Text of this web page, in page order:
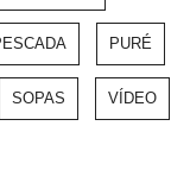
PURÉ
SOPAS VÍDEO